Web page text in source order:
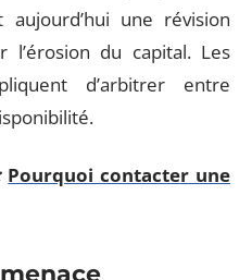
aujourd’hui une révision
du capital. Les
d’arbitrer entre
Pourquoi contacter une